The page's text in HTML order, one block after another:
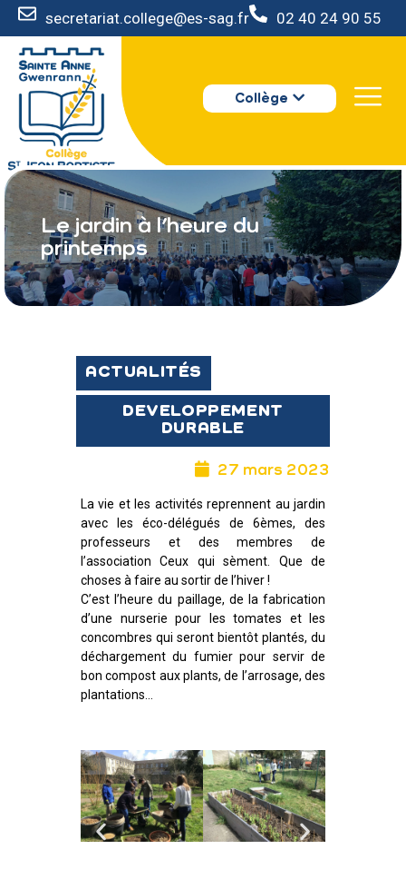
secretariat.college@es-sag.fr 02 40 24 90 55
Collège
Le jardin à l’heure du
printemps
LE COLLÈGE
S’INSCRIRE
VIE AU COLLÈGE
VOTRE ESPACE
NOUS CONTACTER
ACTUALITÉS
DEVELOPPEMENT
DURABLE
27 mars 2023
La vie et les activités reprennent au jardin
avec les éco-délégués de 6èmes, des
professeurs et des membres de
l’association Ceux qui sèment. Que de
choses à faire au sortir de l’hiver !
C’est l’heure du paillage, de la fabrication
d’une nurserie pour les tomates et les
concombres qui seront bientôt plantés, du
déchargement du fumier pour servir de
bon compost aux plants, de l’arrosage, des
plantations…